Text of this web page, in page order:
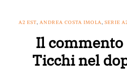
A2 EST, ANDREA COSTA IMOLA, SERIE
Il commento
Ticchi nel